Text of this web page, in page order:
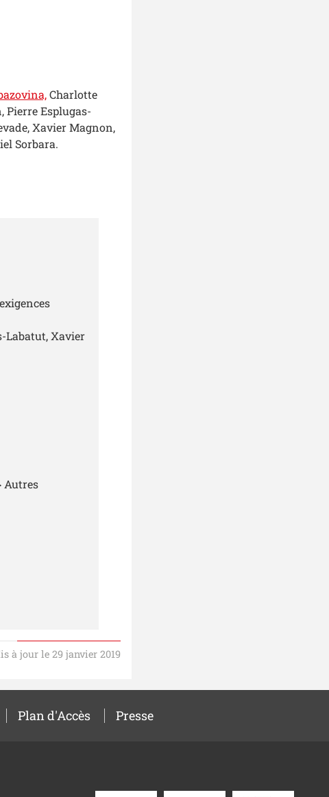
Charlotte
Pierre Esplugas-
Xavier Magnon,
Sorbara.
Labatut, Xavier
Autres
à jour le 29 janvier 2019
Plan d'Accès Presse